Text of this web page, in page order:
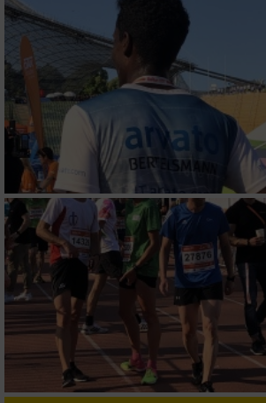
IAB-Besonderheiten:
Verwendung genauer Standortdaten
Geräte anhand von aktiv angeforderten
Informationen identifizieren
Nicht-IAB-Verarbeitungszwecke:
Notwendig
Performance
Funktional
Werbung